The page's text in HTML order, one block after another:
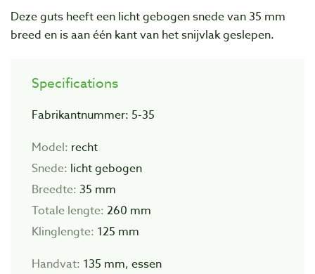
Deze guts heeft een licht gebogen snede van 35 mm
breed en is aan één kant van het snijvlak geslepen.
Specifications
Fabrikantnummer: 5-35
Model: recht
Snede: licht gebogen
Breedte: 35 mm
Totale lengte: 260 mm
Klinglengte: 125 mm
Handvat: 135 mm, essen